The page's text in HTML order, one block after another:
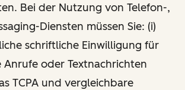
Bei der Nutzung von Telefon-,
Diensten müssen Sie: (i)
schriftliche Einwilligung für
oder Textnachrichten
TCPA und vergleichbare